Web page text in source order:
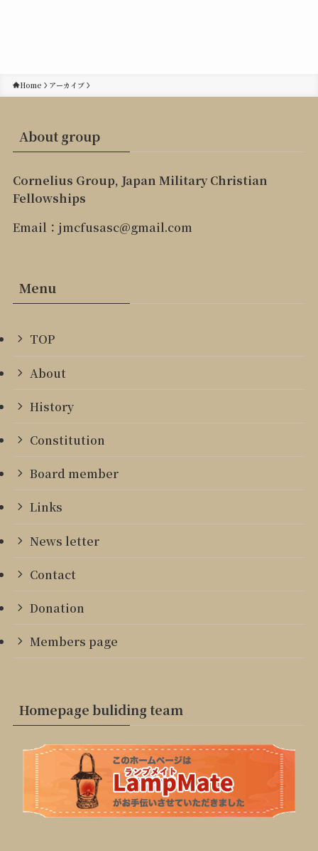
Home アーカイブ
About group
Cornelius Group, Japan Military Christian
Fellowships
Email：jmcfusasc@gmail.com
Menu
TOP
About
History
Constitution
Board member
Links
News letter
Contact
Donation
Members page
Homepage buliding team